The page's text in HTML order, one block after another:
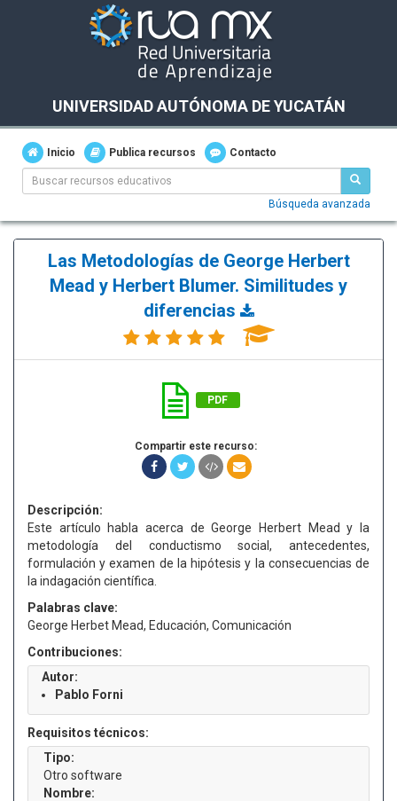
UNIVERSIDAD AUTÓNOMA DE YUCATÁN
Inicio Publica recursos Contacto
Búsqueda avanzada
Las Metodologías de George Herbert
Mead y Herbert Blumer. Similitudes y
diferencias
PDF
Compartir este recurso:
Descripción:
Este artículo habla acerca de George Herbert Mead y la
metodología del conductismo social, antecedentes,
formulación y examen de la hipótesis y la consecuencias de
la indagación científica.
Palabras clave:
George Herbet Mead, Educación, Comunicación
Contribuciones:
Autor:
Pablo Forni
Requisitos técnicos:
Tipo:
Otro software
Nombre: